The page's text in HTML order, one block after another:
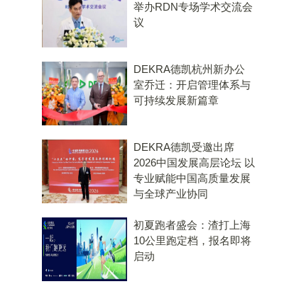
举办RDN专场学术交流会
议
DEKRA德凯杭州新办公
室乔迁：开启管理体系与
可持续发展新篇章
DEKRA德凯受邀出席
2026中国发展高层论坛 以
专业赋能中国高质量发展
与全球产业协同
初夏跑者盛会：渣打上海
10公里跑定档，报名即将
启动